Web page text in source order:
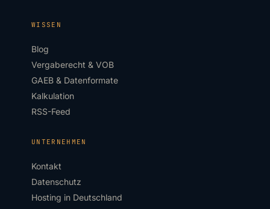
WISSEN
Blog
Vergaberecht & VOB
GAEB & Datenformate
Kalkulation
RSS-Feed
UNTERNEHMEN
Kontakt
Datenschutz
Hosting in Deutschland